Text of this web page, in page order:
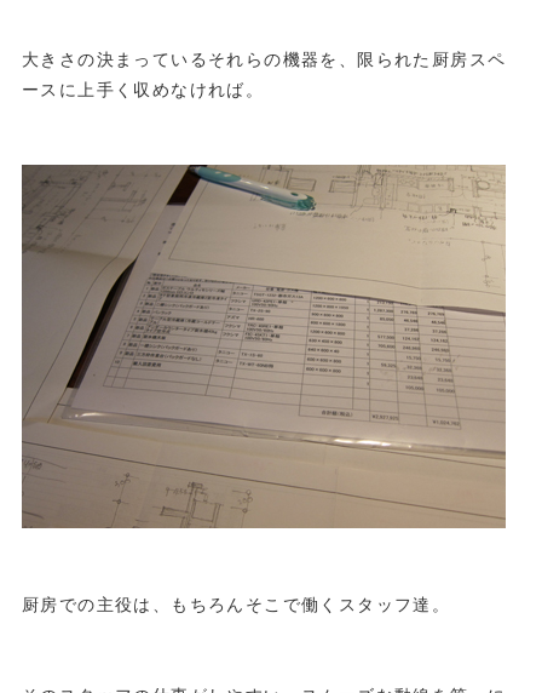
大きさの決まっているそれらの機器を、限られた厨房スペ
ースに上手く収めなければ。
厨房での主役は、もちろんそこで働くスタッフ達。